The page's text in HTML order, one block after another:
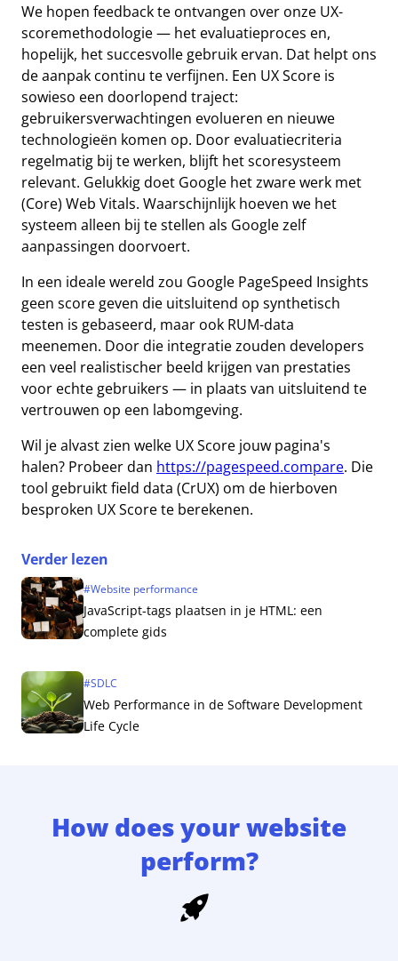
We hopen feedback te ontvangen over onze UX-
scoremethodologie — het evaluatieproces en,
hopelijk, het succesvolle gebruik ervan. Dat helpt ons
de aanpak continu te verfijnen. Een UX Score is
sowieso een doorlopend traject:
gebruikersverwachtingen evolueren en nieuwe
technologieën komen op. Door evaluatiecriteria
regelmatig bij te werken, blijft het scoresysteem
relevant. Gelukkig doet Google het zware werk met
(Core) Web Vitals. Waarschijnlijk hoeven we het
systeem alleen bij te stellen als Google zelf
aanpassingen doorvoert.
In een ideale wereld zou Google PageSpeed Insights
geen score geven die uitsluitend op synthetisch
testen is gebaseerd, maar ook RUM-data
meenemen. Door die integratie zouden developers
een veel realistischer beeld krijgen van prestaties
voor echte gebruikers — in plaats van uitsluitend te
vertrouwen op een labomgeving.
Wil je alvast zien welke UX Score jouw pagina's
halen? Probeer dan https://pagespeed.compare. Die
tool gebruikt field data (CrUX) om de hierboven
besproken UX Score te berekenen.
Verder lezen
#Website performance
JavaScript-tags plaatsen in je HTML: een
complete gids
#SDLC
Web Performance in de Software Development
Life Cycle
How does your website
perform?